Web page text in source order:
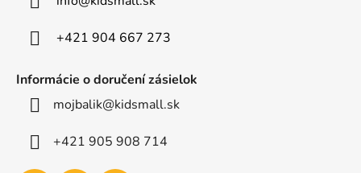
+421 904 667 273
Informácie o doručení zásielok
mojbalik@kidsmall.sk
+421 905 908 714